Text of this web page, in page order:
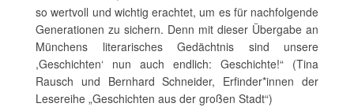
so wertvoll und wichtig erachtet, um es für nachfolgende
Generationen zu sichern. Denn mit dieser Übergabe an
Münchens literarisches Gedächtnis sind unsere
,Geschichten‘ nun auch endlich: Geschichte!“ (Tina
Rausch und Bernhard Schneider, Erfinder*innen der
Lesereihe „Geschichten aus der großen Stadt“)